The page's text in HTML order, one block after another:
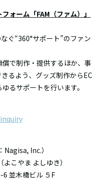
ォーム「FAM（ファム）」
ぐ“360°サポート”のファン
で制作・提供するほか、事
るよう、グッズ制作からEC
るサポートを行います。
Inc.）
こやま よしゆき）
並木橋ビル ５F